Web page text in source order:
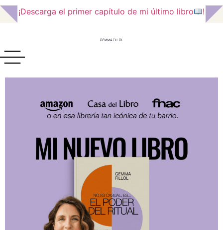
¡Descarga el primer capítulo de mi último libro !